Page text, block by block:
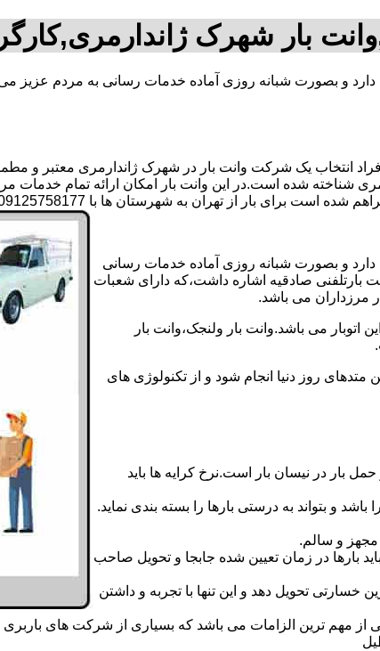
بار شهرک
دارد و بصورت شبانه روزی آماده خدمات رسانی به مردم عزیز
انتخاب یک شرکت وانت بار در شهرک ژاندارمری معتبر و
شناخته شده است.در این وانت بار امکان ارائه تمام خدمات
به شهرستان ها با 09125758177 آقای اقبال حسنی تماس بگیرید..
دارد و بصورت شبانه روزی آماده خدمات رسانی
بارتلفنی صادقیه اشاره داشت،که دارای شعبات
مرزداران می باشد.
می باشد.وانت بار ولنجک،وانت بار
روز دنیا انجام شود و از تکنولوژی های
بار در نیسان بار است.نرخ کرایه ها باید
و بتواند به درستی بارها را بسته بندی نماید.
مجهز و سالم.
بارها در زمان تعیین شده جابجا و تحویل صاحب
خسارتی تحویل دهد و این تنها با تجربه و داشتن
یکی از مهم ترین الزامات می باشد که بسیاری از شرکت های